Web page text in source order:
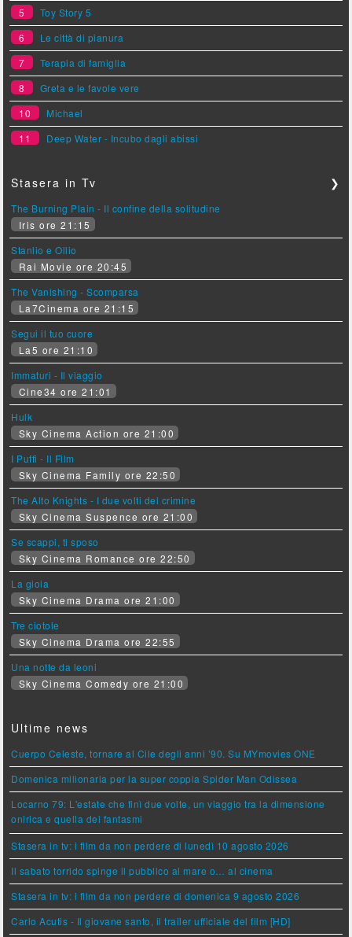
5
Toy Story 5
6
Le città di pianura
7
Terapia di famiglia
8
Greta e le favole vere
10
Michael
11
Deep Water - Incubo dagli abissi
Stasera in Tv ❯
The Burning Plain - Il confine della solitudine
Iris ore 21:15
Stanlio e Ollio
Rai Movie ore 20:45
The Vanishing - Scomparsa
La7Cinema ore 21:15
Segui il tuo cuore
La5 ore 21:10
Immaturi - Il viaggio
Cine34 ore 21:01
Hulk
Sky Cinema Action ore 21:00
I Puffi - Il Film
Sky Cinema Family ore 22:50
The Alto Knights - I due volti del crimine
Sky Cinema Suspence ore 21:00
Se scappi, ti sposo
Sky Cinema Romance ore 22:50
La gioia
Sky Cinema Drama ore 21:00
Tre ciotole
Sky Cinema Drama ore 22:55
Una notte da leoni
Sky Cinema Comedy ore 21:00
Ultime news
Cuerpo Celeste, tornare al Cile degli anni ’90. Su MYmovies ONE
Domenica milionaria per la super coppia Spider Man Odissea
Locarno 79: L'estate che finì due volte, un viaggio tra la dimensione
onirica e quella dei fantasmi
Stasera in tv: i film da non perdere di lunedì 10 agosto 2026
Il sabato torrido spinge il pubblico al mare o… al cinema
Stasera in tv: i film da non perdere di domenica 9 agosto 2026
Carlo Acutis - Il giovane santo, il trailer ufficiale del film [HD]